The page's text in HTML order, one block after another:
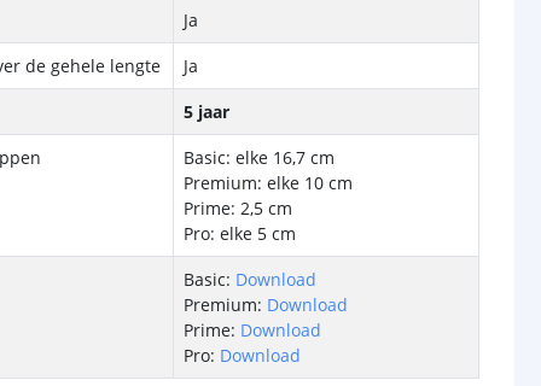
Ja
de gehele lengte
Ja
5 jaar
Basic: elke 16,7 cm
Premium: elke 10 cm
Prime: 2,5 cm
Pro: elke 5 cm
Basic: Download
Premium: Download
Prime: Download
Pro: Download